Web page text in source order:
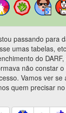
passando para
umas tabelas,
do
não constar
Vamos ver
quem precisar